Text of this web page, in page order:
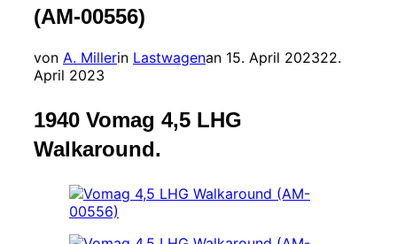
(AM-00556)
von A. Millerin Lastwagenan Veröffentlicht
15. April 202322.
April 2023
1940 Vomag 4,5 LHG
Walkaround.